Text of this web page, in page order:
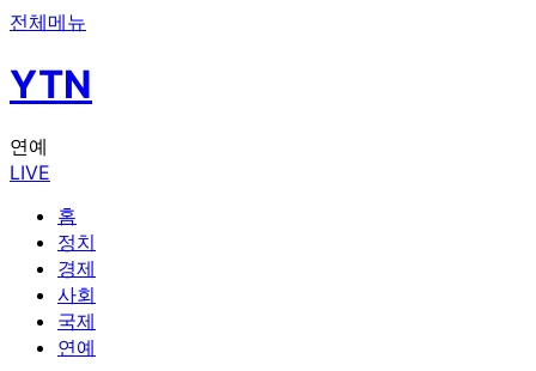
전체메뉴
YTN
연예
LIVE
홈
정치
경제
사회
국제
연예